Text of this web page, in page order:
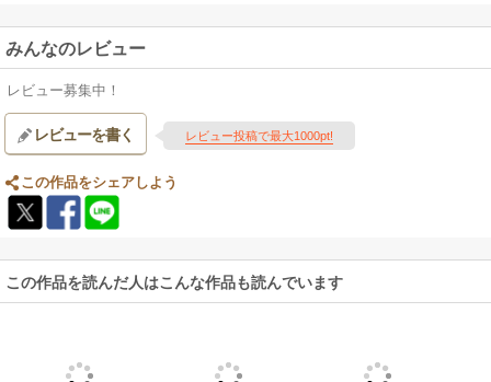
みんなのレビュー
レビュー募集中！
レビューを書く レビュー投稿で最大1000pt!
この作品をシェアしよう
この作品を読んだ人はこんな作品も読んでいます